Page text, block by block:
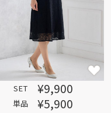
SET ¥9,900
単品 ¥5,900